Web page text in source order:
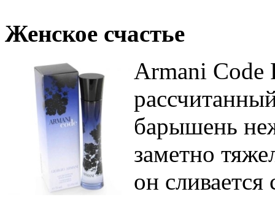
Женское счастье
Armani Code
барышень
заметно
он